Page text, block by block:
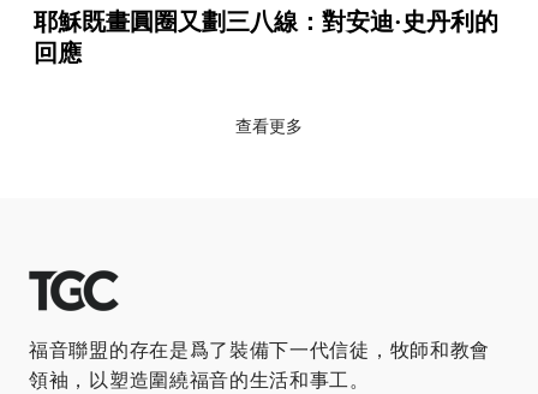
耶穌既畫圓圈又劃三八線：對安迪·史丹利的
回應
查看更多
福音聯盟的存在是爲了裝備下一代信徒，牧師和教會
領袖，以塑造圍繞福音的生活和事工。